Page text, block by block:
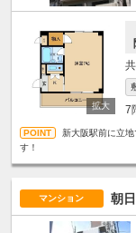
7
新大阪駅前に立
す！
マンション 朝